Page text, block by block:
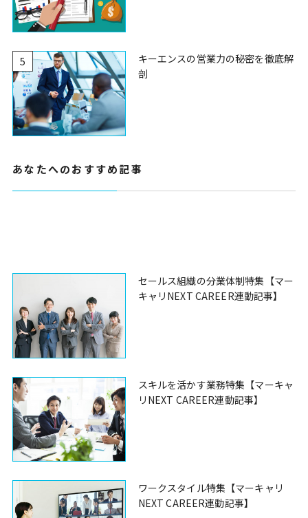
5
キーエンスの営業力の秘密を徹底解
剖
あなたへのおすすめ記事
セールス組織の分業体制特集【マー
キャリNEXT CAREER連動記事】
スキルを活かす業務特集【マーキャ
リNEXT CAREER連動記事】
ワークスタイル特集【マーキャリ
NEXT CAREER連動記事】